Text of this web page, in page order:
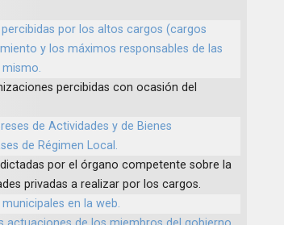
por los altos cargos (cargos
y los máximos responsables de las
percibidas con ocasión del
de Actividades y de Bienes
de Régimen Local.
por el órgano competente sobre la
privadas a realizar por los cargos.
en la web.